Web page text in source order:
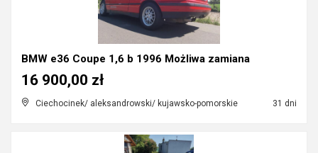
BMW e36 Coupe 1,6 b 1996 Możliwa zamiana
Ciechocinek/ aleksandrowski/ kujawsko-pomorskie 31 dni
16 900,00 zł